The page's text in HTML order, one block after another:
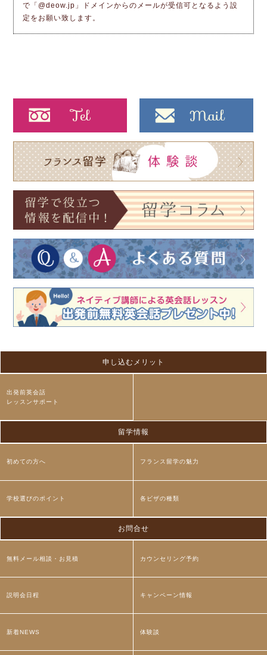
で「@deow.jp」ドメインからのメールが受信可となるよう設
定をお願い致します。
申し込むメリット
出発前英会話
レッスンサポート
留学情報
初めての方へ フランス留学の魅力
学校選びのポイント 各ビザの種類
お問合せ
無料メール相談・お見積 カウンセリング予約
説明会日程 キャンペーン情報
新着NEWS 体験談